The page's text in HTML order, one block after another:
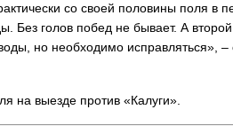
со своей половины поля в
Без голов побед не бывает. А
но необходимо исправляться», –
на выезде против «Калуги».